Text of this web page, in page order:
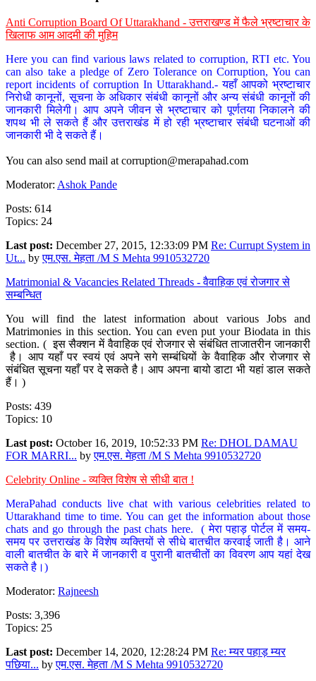
Anti Corruption Board Of Uttarakhand - उत्तराखण्ड में फैले भ्रष्टाचार के
खिलाफ आम आदमी की मुहिम
Here you can find various laws related to corruption, RTI etc. You
can also take a pledge of Zero Tolerance on Corruption, You can
report incidents of corruption In Uttarakhand.- यहाँ आपको भ्रष्टाचार
निरोधी कानूनों, सूचना के अधिकार संबंधी कानूनों और अन्य संबंधी कानूनों की
जानकारी मिलेगी। आप अपने जीवन से भ्रष्टाचार को पूर्णतया निकालने की
शपथ भी ले सकते हैं और उत्तराखंड में हो रही भ्रष्टाचार संबंधी घटनाओं की
जानकारी भी दे सकते हैं।
You can also send mail at corruption@merapahad.com
Moderator: Ashok Pande
Posts: 614
Topics: 24
Last post: December 27, 2015, 12:33:09 PM Re: Currupt System in
Ut... byएम.एस. मेहता /M S Mehta 9910532720
Matrimonial & Vacancies Related Threads - वैवाहिक एवं रोजगार से
सम्बन्धित
You will find the latest information about various Jobs and
Matrimonies in this section. You can even put your Biodata in this
section. ( इस सैक्शन में वैवाहिक एवं रोजगार से संबंधित ताजातरीन जानकारी
है। आप यहाँ पर स्वयं एवं अपने सगे सम्बंधियों के वैवाहिक और रोजगार से
संबंधित सूचना यहाँ पर दे सकते है। आप अपना बायो डाटा भी यहां डाल सकते
हैं। )
Posts: 439
Topics: 10
Last post: October 16, 2019, 10:52:33 PM Re: DHOL DAMAU
FOR MARRI... byएम.एस. मेहता /M S Mehta 9910532720
Celebrity Online - व्यक्ति विशेष से सीधी बात !
MeraPahad conducts live chat with various celebrities related to
Uttarakhand time to time. You can get the information about those
chats and go through the past chats here. ( मेरा पहाड़ पोर्टल में समय-
समय पर उत्तराखंड के विशेष व्यक्तियों से सीधे बातचीत करवाई जाती है। आने
वाली बातचीत के बारे में जानकारी व पुरानी बातचीतों का विवरण आप यहां देख
सकते है।)
Moderator: Rajneesh
Posts: 3,396
Topics: 25
Last post: December 14, 2020, 12:28:24 PM Re: म्यर पहाड़ म्यर
पछिया... byएम.एस. मेहता /M S Mehta 9910532720